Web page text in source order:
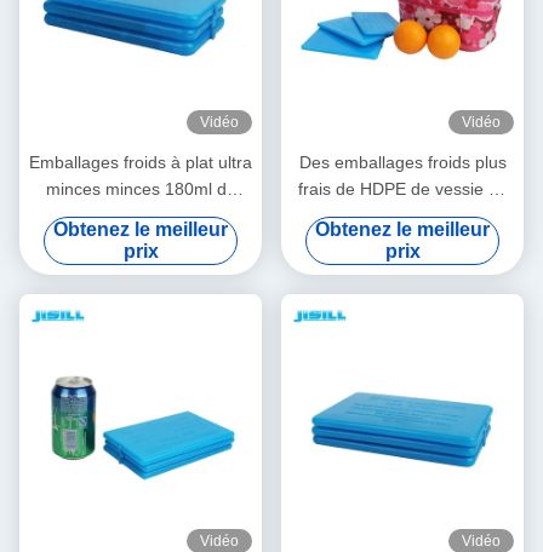
Vidéo
Emballages froids à plat ultra
minces minces 180ml de
gamelle de vessie de glace
de norme alimentaire de
HDPE
Obtenez le meilleur
prix
Vidéo
Des emballages froids plus
frais de HDPE de vessie de
glace ultra mince réutilisable
portative de plastique pour
des sacs plus frais
Obtenez le meilleur
prix
Vidéo Vidéo